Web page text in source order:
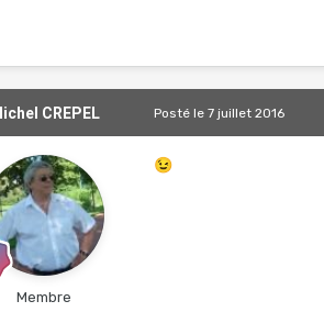
CREPEL
Membre
Postéle 7 juillet 2016
😉